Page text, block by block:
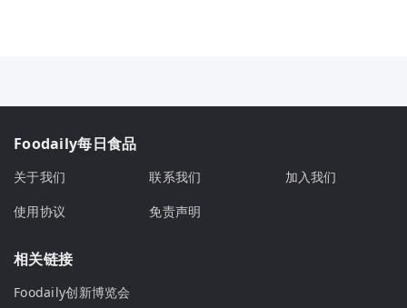
Foodaily每日食品
关于我们 联系我们
加入我们
使用协议
免责声明
相关链接
Foodaily创新博览会